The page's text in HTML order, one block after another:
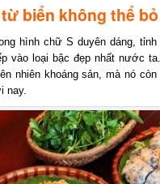
biển không thể bỏ
hình chữ S duyên dáng,
vào loại bậc đẹp nhất nước
nhiên khoáng sản, mà nó còn